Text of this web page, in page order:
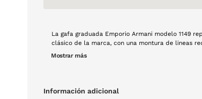
La gafa graduada Emporio Armani modelo 1149
clásico de la marca, con una montura de lineas
fabricada en metal azul marino con detalles en
Mostrar más
Información adicional